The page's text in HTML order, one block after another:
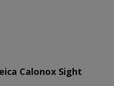
Calonox Sight